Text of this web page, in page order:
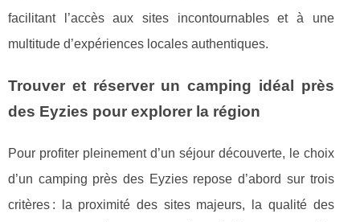
facilitant l’accès aux sites incontournables et à une
multitude d’expériences locales authentiques.
Trouver et réserver un camping idéal près
des Eyzies pour explorer la région
Pour profiter pleinement d’un séjour découverte, le choix
d’un camping près des Eyzies repose d’abord sur trois
critères : la proximité des sites majeurs, la qualité des